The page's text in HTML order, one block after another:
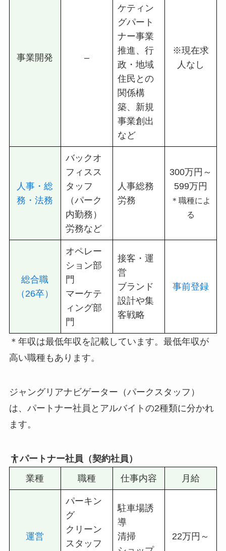
事業開発 –
ケティン
グパート
ナー事業
推進、行
政・地域
住民との
関係構
築、新規
事業創出
など
※現在求
人なし
人事・総
務・法務
バックオ
フィスス
タッフ
（パーク
内勤務）
労務など
人事総務
労務
300万円～
599万円
＊職種によ
る
総合職
（26卒）
オペレー
ション部
門
マーケテ
ィング部
門
接客・運
営
ブランド
設計や集
客戦略
事前登録
＊年収は最低年収を記載しています。最低年収が
高い職種もあります。
ジャングリアナビゲーター（パークスタッフ）
は、パートナー社員とアルバイトの2種類に分かれ
ます。
パートナー社員（契約社員）
業種
職種 仕事内容 月給
運営
パーキン
グ
クリーン
スタッフ
駐車場誘
導
清掃
22万円～